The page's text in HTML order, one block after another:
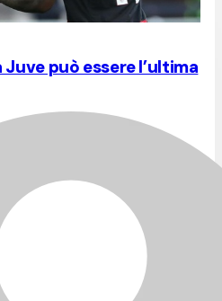
Juve può essere l’ultima